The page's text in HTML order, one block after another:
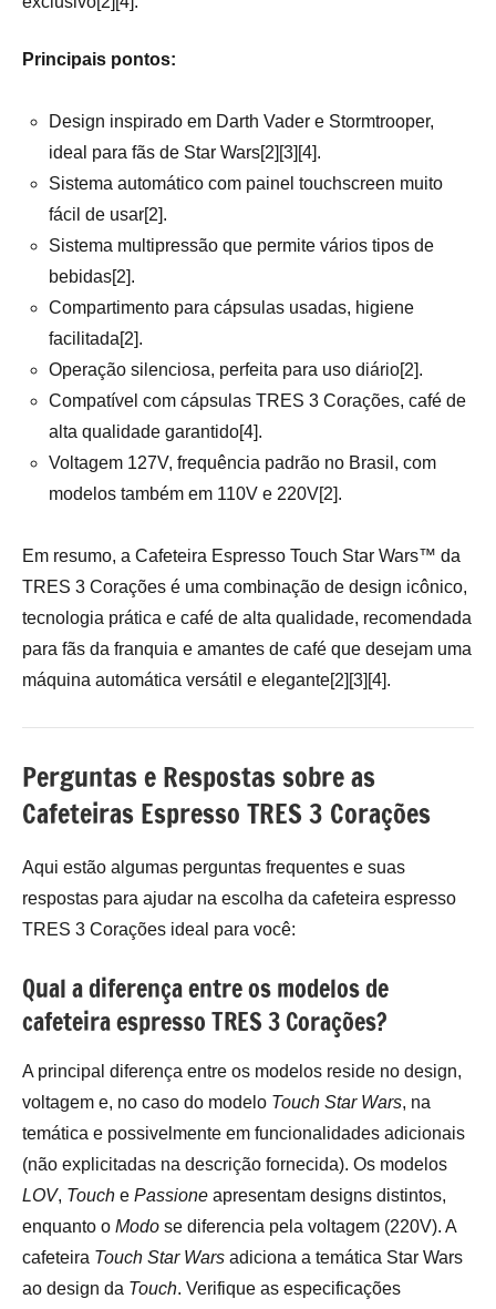
Principais pontos:
Design inspirado em Darth Vader e Stormtrooper,
ideal para fãs de Star Wars[2][3][4].
Sistema automático com painel touchscreen muito
fácil de usar[2].
Sistema multipressão que permite vários tipos de
bebidas[2].
Compartimento para cápsulas usadas, higiene
facilitada[2].
Operação silenciosa, perfeita para uso diário[2].
Compatível com cápsulas TRES 3 Corações, café de
alta qualidade garantido[4].
Voltagem 127V, frequência padrão no Brasil, com
modelos também em 110V e 220V[2].
Em resumo, a Cafeteira Espresso Touch Star Wars™ da
TRES 3 Corações é uma combinação de design icônico,
tecnologia prática e café de alta qualidade, recomendada
para fãs da franquia e amantes de café que desejam uma
máquina automática versátil e elegante[2][3][4].
Perguntas e Respostas sobre as
Cafeteiras Espresso TRES 3 Corações
Aqui estão algumas perguntas frequentes e suas
respostas para ajudar na escolha da cafeteira espresso
TRES 3 Corações ideal para você:
Qual a diferença entre os modelos de
cafeteira espresso TRES 3 Corações?
A principal diferença entre os modelos reside no design,
voltagem e, no caso do modelo Touch Star Wars, na
temática e possivelmente em funcionalidades adicionais
(não explicitadas na descrição fornecida). Os modelos
LOV, Touch e Passione apresentam designs distintos,
enquanto o Modo se diferencia pela voltagem (220V). A
cafeteira Touch Star Wars adiciona a temática Star Wars
ao design da Touch. Verifique as especificações